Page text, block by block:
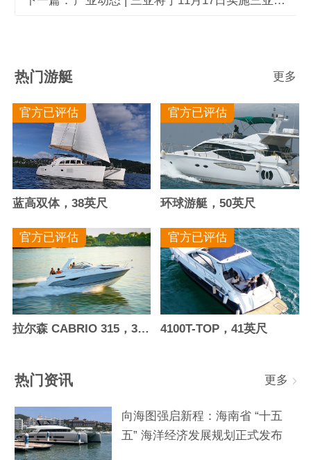
热门游艇 更多
官方已评估
蓝高双体，38英尺
官方已评估
环球游艇，50英尺
官方已评估
拉尔森 CABRIO 315，30.4英尺
官方已评估
4100T-TOP，41英尺
热门资讯 更多
向海图强启新程：海南省 “十五
五” 海洋经济发展规划正式发布